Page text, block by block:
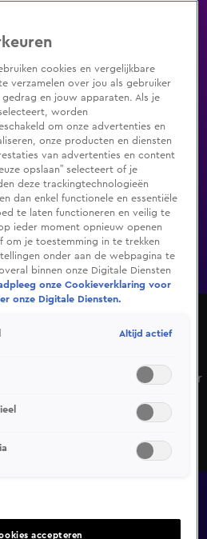
Zenders Genres
Shop
Programma's De Bondgenoten
en komen recht tegenover
cookies en vergelijkbare
verzamelen over jou als gebruiker
en jouw apparaten. Als je
worden
om onze advertenties en
onze producten en diensten
van advertenties en content
opslaan” selecteert of je
deze trackingtechnologieën
dan enkel functionele en essentiële
te laten functioneren en veilig te
ieder moment opnieuw openen
om je toestemming in te trekken
onder aan de webpagina te
binnen onze Digitale Diensten
onze Cookieverklaring voor
onze Digitale Diensten.
Altijd actief
accepteren